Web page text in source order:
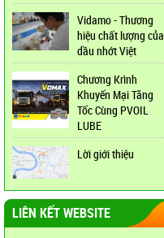
Vidamo - Thương
hiệu chất lượng của
dầu nhớt Việt
Chương Krình
Khuyến Mại Tăng
Tốc Cùng PVOIL
LUBE
Lời giới thiệu
LIÊN KẾT WEBSITE